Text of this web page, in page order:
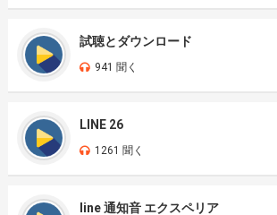
試聴とダウンロード
941 聞く
LINE 26
1261 聞く
line 通知音 エクスペリア